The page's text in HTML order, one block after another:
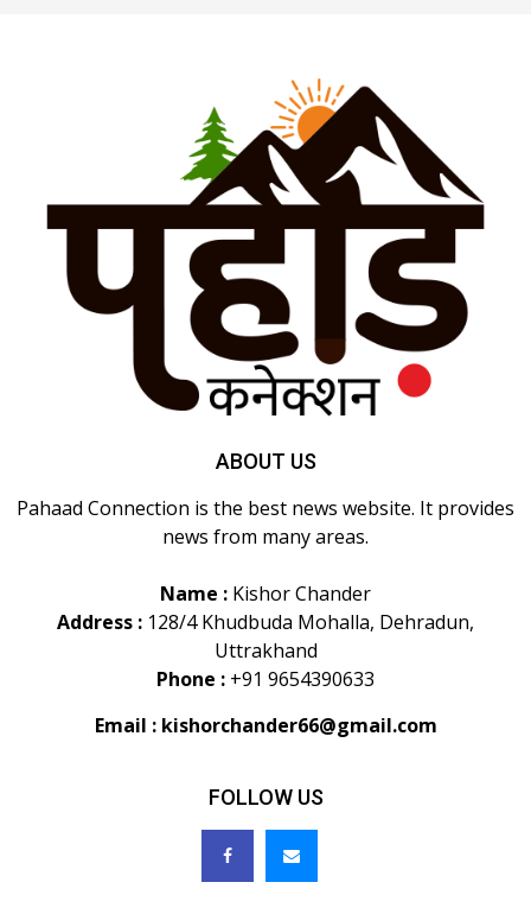
ABOUT US
Pahaad Connection is the best news website. It provides
news from many areas.
Name : Kishor Chander
Address : 128/4 Khudbuda Mohalla, Dehradun,
Uttrakhand
Phone : +91 9654390633
Email : kishorchander66@gmail.com
FOLLOW US